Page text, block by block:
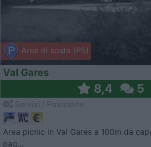
Area di sosta (PS)
Val Gares
8,4 5
Area picnic in Val Gares a 100m da
pag...